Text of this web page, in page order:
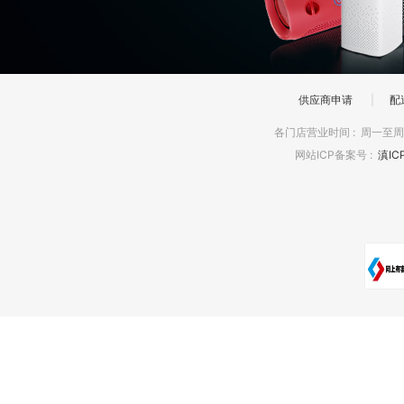
供应商申请 配
各门店营业时间 : 周一至
网站ICP备案号 : 滇